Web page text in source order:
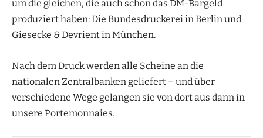
um die gleichen, die auch schon das DM-Bargeld
produziert haben: Die Bundesdruckerei in Berlin und
Giesecke & Devrient in München.
Nach dem Druck werden alle Scheine an die
nationalen Zentralbanken geliefert – und über
verschiedene Wege gelangen sie von dort aus dann in
unsere Portemonnaies.